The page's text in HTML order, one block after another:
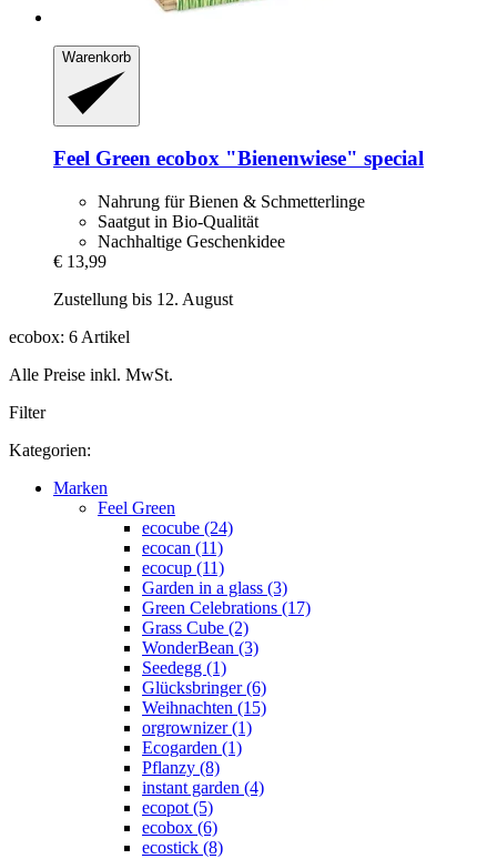
Warenkorb
Feel Green ecobox "Bienenwiese" special
Nahrung für Bienen & Schmetterlinge
Saatgut in Bio-Qualität
Nachhaltige Geschenkidee
€ 13,99
Zustellung bis 12. August
ecobox: 6 Artikel
Alle Preise inkl. MwSt.
Filter
Kategorien:
Marken
Feel Green
ecocube (24)
ecocan (11)
ecocup (11)
Garden in a glass (3)
Green Celebrations (17)
Grass Cube (2)
WonderBean (3)
Seedegg (1)
Glücksbringer (6)
Weihnachten (15)
orgrownizer (1)
Ecogarden (1)
Pflanzy (8)
instant garden (4)
ecopot (5)
ecobox (6)
ecostick (8)